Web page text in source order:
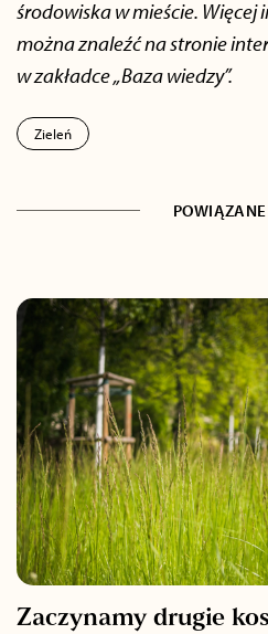
środowiska w mieście.
można znaleźć na stronie
w zakładce „Baza wiedzy”.
Zieleń
POWIĄZANE
Zaczynamy drugie